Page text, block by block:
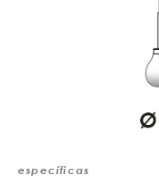
específicas